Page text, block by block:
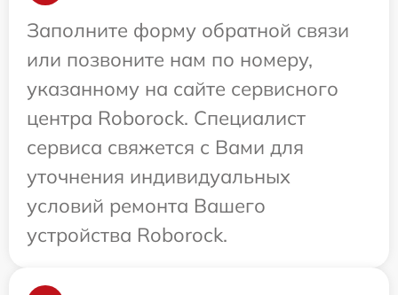
Заполните форму обратной связи
или позвоните нам по номеру,
указанному на сайте сервисного
центра Roborock. Специалист
сервиса свяжется с Вами для
уточнения индивидуальных
условий ремонта Вашего
устройства Roborock.